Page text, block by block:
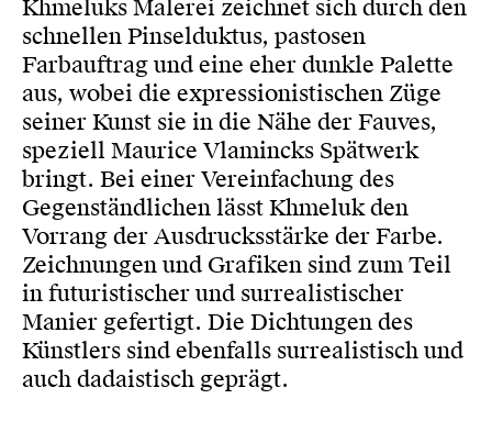
Khmeluks Malerei zeichnet sich durch den
schnellen Pinselduktus, pastosen
Farbauftrag und eine eher dunkle Palette
aus, wobei die expressionistischen Züge
seiner Kunst sie in die Nähe der Fauves,
speziell Maurice Vlamincks Spätwerk
bringt. Bei einer Vereinfachung des
Gegenständlichen lässt Khmeluk den
Vorrang der Ausdrucksstärke der Farbe.
Zeichnungen und Grafiken sind zum Teil
in futuristischer und surrealistischer
Manier gefertigt. Die Dichtungen des
Künstlers sind ebenfalls surrealistisch und
auch dadaistisch geprägt.